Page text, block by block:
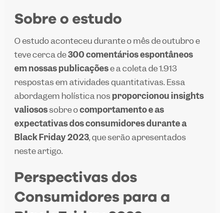
Sobre o estudo
O estudo aconteceu durante o mês de outubro e
teve cerca de300 comentários espontâneos
em nossas publicaçõese a coleta de 1.913
respostas em atividades quantitativas. Essa
abordagem holística nos proporcionou insights
valiosossobre ocomportamento e as
expectativas dos consumidores durante a
Black Friday 2023, que serão apresentados
neste artigo.
Perspectivas dos
Consumidores para a